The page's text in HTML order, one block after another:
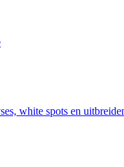
white spots en